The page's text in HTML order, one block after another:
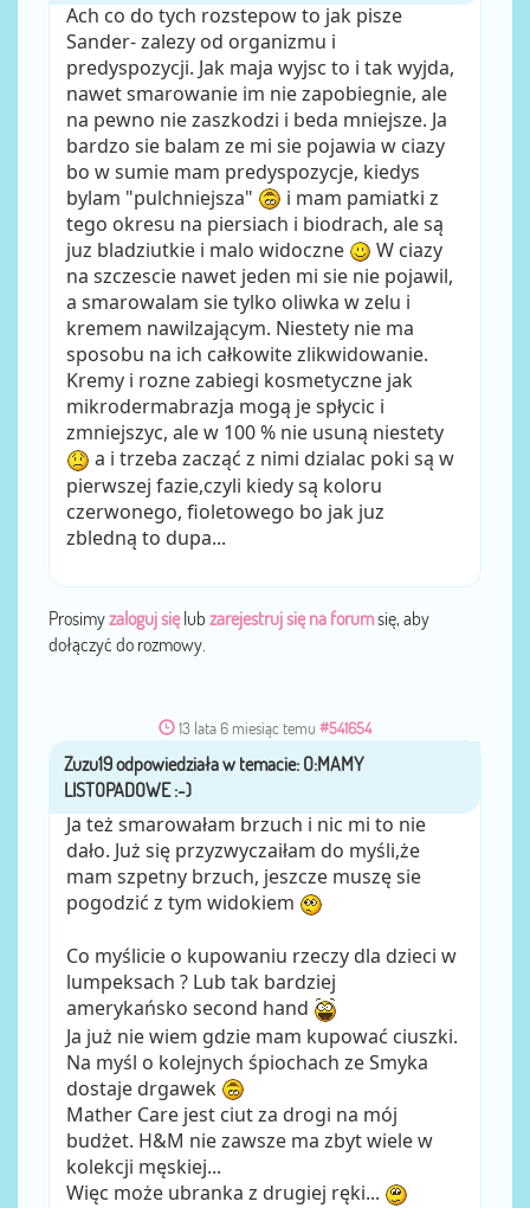
Ach co do tych rozstepow to jak pisze
Sander- zalezy od organizmu i
predyspozycji. Jak maja wyjsc to i tak wyjda,
nawet smarowanie im nie zapobiegnie, ale
na pewno nie zaszkodzi i beda mniejsze. Ja
bardzo sie balam ze mi sie pojawia w ciazy
bo w sumie mam predyspozycje, kiedys
bylam "pulchniejsza"
i mam pamiatki z
tego okresu na piersiach i biodrach, ale są
juz bladziutkie i malo widoczne
W ciazy
na szczescie nawet jeden mi sie nie pojawil,
a smarowalam sie tylko oliwka w zelu i
kremem nawilzającym. Niestety nie ma
sposobu na ich całkowite zlikwidowanie.
Kremy i rozne zabiegi kosmetyczne jak
mikrodermabrazja mogą je spłycic i
zmniejszyc, ale w 100 % nie usuną niestety
a i trzeba zacząć z nimi dzialac poki są w
pierwszej fazie,czyli kiedy są koloru
czerwonego, fioletowego bo jak juz
zbledną to dupa...
Prosimyzaloguj sięlub zarejestruj się na forumsię, aby
dołączyć do rozmowy.
13 lata 6 miesiąc temu #541654
przezZuzu19
Ja też smarowałam brzuch i nic mi to nie
dało. Już się przyzwyczaiłam do myśli,że
mam szpetny brzuch, jeszcze muszę sie
pogodzić z tym widokiem
Co myślicie o kupowaniu rzeczy dla dzieci w
lumpeksach ? Lub tak bardziej
amerykańsko second hand
Ja już nie wiem gdzie mam kupować ciuszki.
Na myśl o kolejnych śpiochach ze Smyka
dostaje drgawek
Mather Care jest ciut za drogi na mój
budżet. H&M nie zawsze ma zbyt wiele w
kolekcji męskiej...
Więc może ubranka z drugiej ręki...